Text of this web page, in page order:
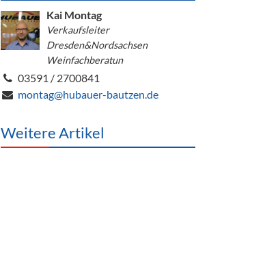
Kai Montag
Verkaufsleiter
Dresden&Nordsachsen
Weinfachberatun
03591 / 2700841
montag@hubauer-bautzen.de
Weitere Artikel